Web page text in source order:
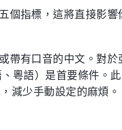
個指標，這將直接影響
帶有口音的中文。對
粵語）是首要條件。
減少手動設定的麻煩。